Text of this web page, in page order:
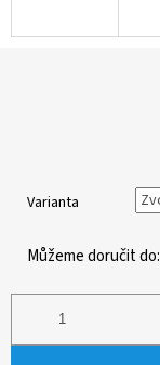
Varianta
Můžeme doručit do: